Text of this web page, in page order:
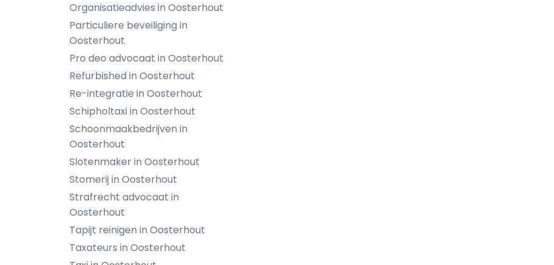
Organisatieadvies in Oosterhout
Particuliere beveiliging in
Oosterhout
Pro deo advocaat in Oosterhout
Refurbished in Oosterhout
Re-integratie in Oosterhout
Schipholtaxi in Oosterhout
Schoonmaakbedrijven in
Oosterhout
Slotenmaker in Oosterhout
Stomerij in Oosterhout
Strafrecht advocaat in
Oosterhout
Tapijt reinigen in Oosterhout
Taxateurs in Oosterhout